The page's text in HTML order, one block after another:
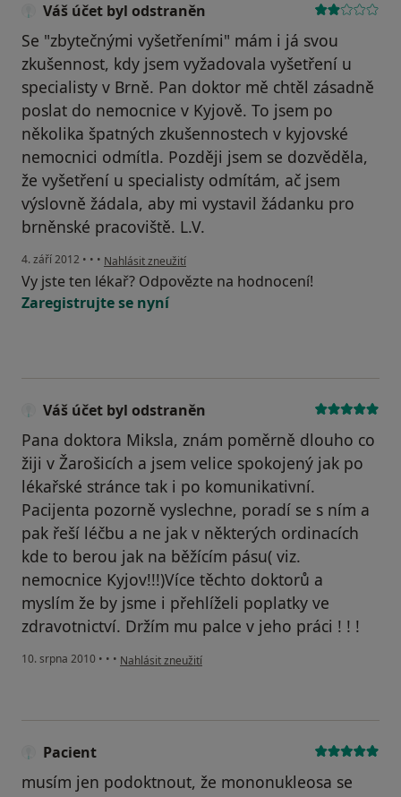
Váš účet byl odstraněn
Se "zbytečnými vyšetřeními" mám i já svou
zkušennost, kdy jsem vyžadovala vyšetření u
specialisty v Brně. Pan doktor mě chtěl zásadně
poslat do nemocnice v Kyjově. To jsem po
několika špatných zkušennostech v kyjovské
nemocnici odmítla. Později jsem se dozvěděla,
že vyšetření u specialisty odmítám, ač jsem
výslovně žádala, aby mi vystavil žádanku pro
brněnské pracoviště. L.V.
4. září 2012 • • • podle názoru uživatele Váš účet byl odstraněn
Nahlásit zneužití
Vy jste ten lékař? Odpovězte na hodnocení!
Zaregistrujte se nyní
Váš účet byl odstraněn
Pana doktora Miksla, znám poměrně dlouho co
žiji v Žarošicích a jsem velice spokojený jak po
lékařské stránce tak i po komunikativní.
Pacijenta pozorně vyslechne, poradí se s ním a
pak řeší léčbu a ne jak v některých ordinacích
kde to berou jak na běžícím pásu( viz.
nemocnice Kyjov!!!)Více těchto doktorů a
myslím že by jsme i přehlíželi poplatky ve
zdravotnictví. Držím mu palce v jeho práci ! ! !
10. srpna 2010 • • • podle názoru uživatele Váš účet byl odstraněn
Nahlásit zneužití
Pacient
musím jen podoktnout, že mononukleosa se